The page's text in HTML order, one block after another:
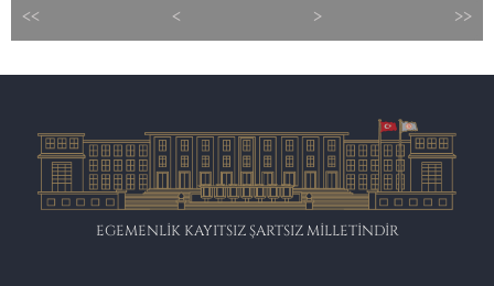
<< < > >>
EGEMENLİK KAYITSIZ ŞARTSIZ MİLLETİNDİR